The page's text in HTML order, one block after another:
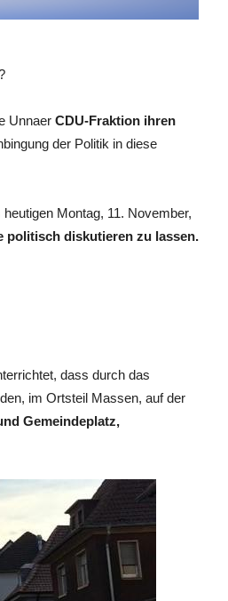
Unnaer CDU-Fraktion ihren
der Politik in diese
Montag, 11. November,
politisch diskutieren zu lassen.
dass durch das
im Ortsteil Massen, auf der
Gemeindeplatz,